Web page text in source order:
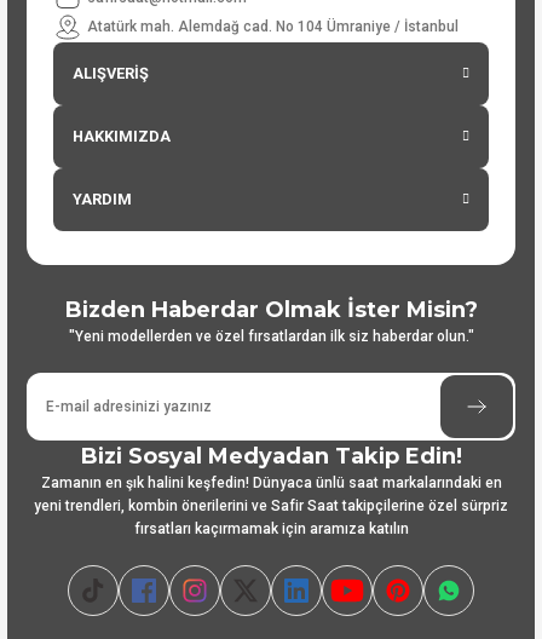
Atatürk mah. Alemdağ cad. No 104 Ümraniye / İstanbul
ALIŞVERİŞ
HAKKIMIZDA
YARDIM
Bizden Haberdar Olmak İster Misin?
"Yeni modellerden ve özel fırsatlardan ilk siz haberdar olun."
Bizi Sosyal Medyadan Takip Edin!
Zamanın en şık halini keşfedin! Dünyaca ünlü saat markalarındaki en
yeni trendleri, kombin önerilerini ve Safir Saat takipçilerine özel sürpriz
fırsatları kaçırmamak için aramıza katılın